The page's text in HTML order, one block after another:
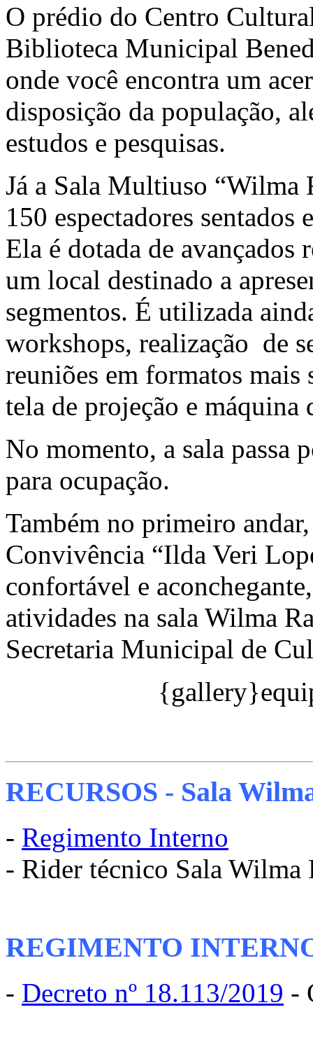
O prédio do Centro
Biblioteca Municipal
onde você encontra um
disposição da população,
estudos e pesquisas.
Já a Sala Multiuso “Wilma
150 espectadores sentados
Ela é dotada de avançados
um local destinado a
segmentos. É utilizada
workshops, realização de
reuniões em formatos
tela de projeção e máquina
No momento, a sala passa
para ocupação.
Também no primeiro
Convivência “Ilda Veri
confortável e
atividades na sala Wilma
Secretaria Municipal de
RECURSOS - Sala
- Regimento Interno
- Rider técnico Sala Wilma
REGIMENTO
- Decreto nº 18.113/2019 -